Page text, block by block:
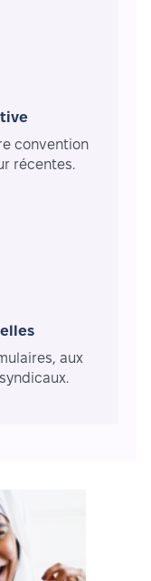
convention
récentes.
aux